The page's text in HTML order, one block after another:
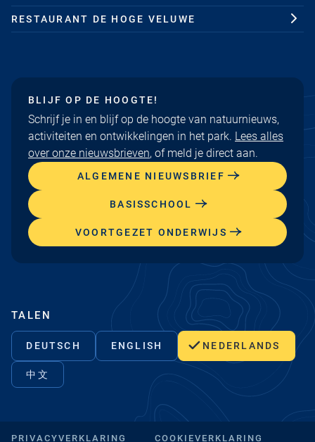
RESTAURANT DE HOGE VELUWE
BLIJF OP DE HOOGTE!
Schrijf je in en blijf op de hoogte van natuurnieuws,
activiteiten en ontwikkelingen in het park. Lees alles
over onze nieuwsbrieven, of meld je direct aan.
ALGEMENE NIEUWSBRIEF
BASISSCHOOL
VOORTGEZET ONDERWIJS
TALEN
DEUTSCH ENGLISH NEDERLANDS
中文
PRIVACYVERKLARING COOKIEVERKLARING